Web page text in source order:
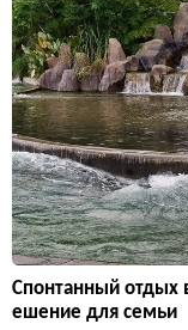
Спонтанный отдых
ешение для семьи